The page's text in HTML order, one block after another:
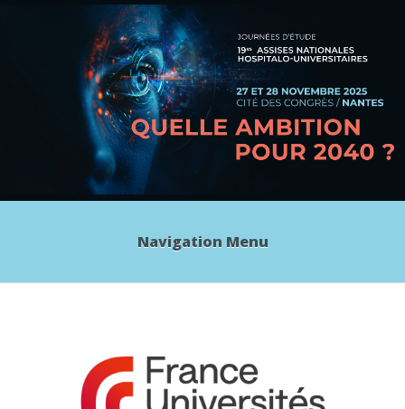
Navigation Menu